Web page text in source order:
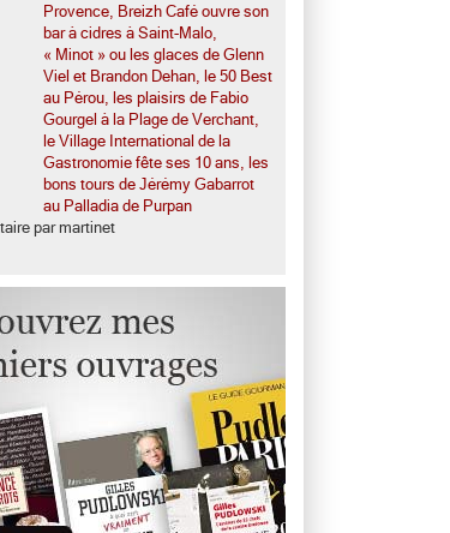
Provence, Breizh Café ouvre son
bar à cidres à Saint-Malo,
« Minot » ou les glaces de Glenn
Viel et Brandon Dehan, le 50 Best
au Pérou, les plaisirs de Fabio
Gourgel à la Plage de Verchant,
le Village International de la
Gastronomie fête ses 10 ans, les
bons tours de Jérémy Gabarrot
au Palladia de Purpan
par martinet